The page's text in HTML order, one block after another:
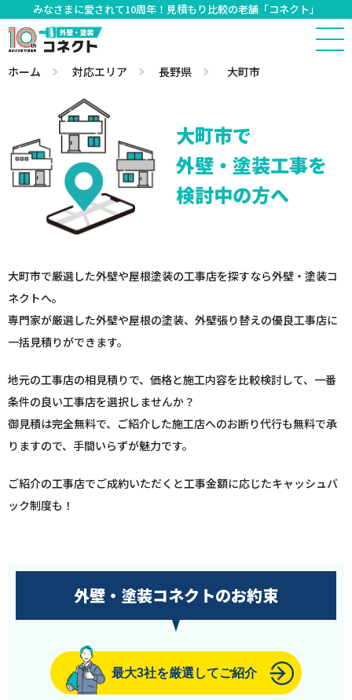
みなさまに愛されて10周年！見積もり比較の老舗「コネクト」
ホーム 対応エリア 長野県 大町市
大町市で
外壁・塗装工事を
検討中の方へ
大町市で厳選した外壁や屋根塗装の工事店を探すなら外壁・塗装コ
ネクトへ。
専門家が厳選した外壁や屋根の塗装、外壁張り替えの優良工事店に
一括見積りができます。
地元の工事店の相見積りで、価格と施工内容を比較検討して、一番
条件の良い工事店を選択しませんか？
御見積は完全無料で、ご紹介した施工店へのお断り代行も無料で承
りますので、手間いらずが魅力です。
ご紹介の工事店でご成約いただくと工事金額に応じたキャッシュバ
ック制度も！
外壁・塗装コネクトのお約束
最大3社を厳選してご紹介